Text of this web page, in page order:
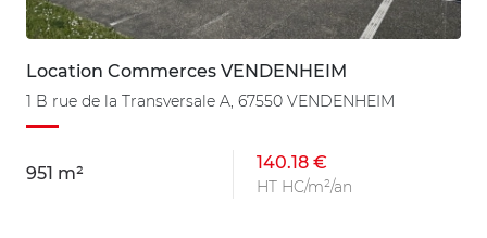
Location Commerces VENDENHEIM
1 B rue de la Transversale A, 67550 VENDENHEIM
951 m²
140.18 €
HT HC/m²/an